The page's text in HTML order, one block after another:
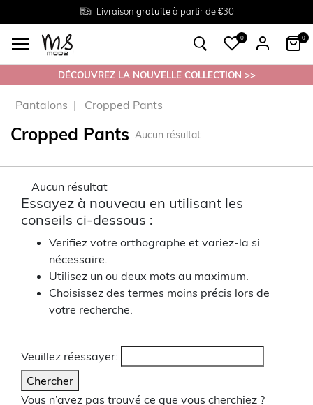
Livraison gratuiteà partir de €30
Tailles du38 au 54
Retourgratuit en magasin
0 0
DÉCOUVREZ LA NOUVELLE COLLECTION >>
Pantalons Cropped Pants
Cropped Pants Aucun résultat
Aucun résultat
Essayez à nouveau en utilisant les
conseils ci-dessous :
Verifiez votre orthographe et variez-la si
nécessaire.
Utilisez un ou deux mots au maximum.
Choisissez des termes moins précis lors de
votre recherche.
Veuillez réessayer:
Chercher
Vous n’avez pas trouvé ce que vous cherchiez ?